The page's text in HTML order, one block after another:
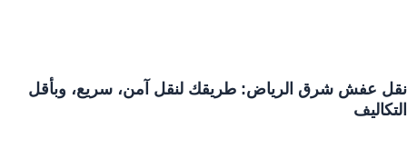
نقل عفش شرق الرياض: طريقك لنقل آمن، سريع، وبأقل
التكاليف